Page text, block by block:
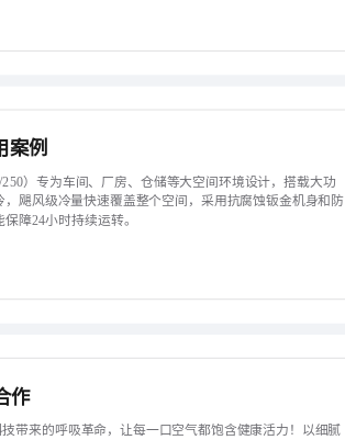
案例
）专为车间、厂房、仓储等大空间环境设计，搭载大功
飓风级冷量快速覆盖整个空间，采用抗腐蚀钣金机身和防
障24小时持续运转。
作
带来的呼吸革命，让每一口空气都饱含健康活力！以细腻